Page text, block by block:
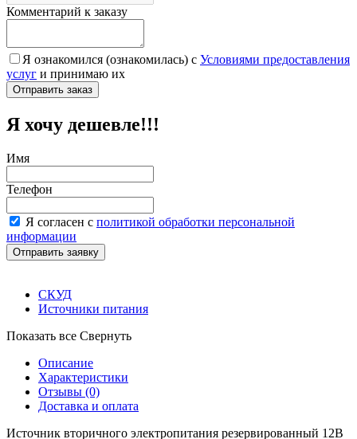
Комментарий к заказу
Я ознакомился (ознакомилась) с Условиями предоставления
услуг и принимаю их
Я хочу дешевле!!!
Имя
Телефон
Я согласен с политикой обработки персональной
информации
СКУД
Источники питания
Показать все Свернуть
Описание
Характеристики
Отзывы (0)
Доставка и оплата
Источник вторичного электропитания резервированный 12В